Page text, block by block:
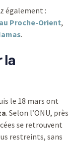
également :
Proche-Orient,
.
la
le 18 mars ont
. Selon l’ONU, près
se retrouvent
restreints, sans